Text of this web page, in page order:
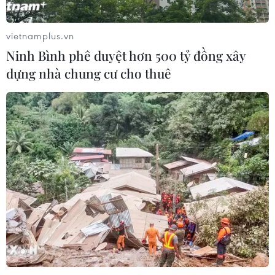
Phó Tổng Biên tập: NGUYỄN THỊ TÁM, KHÚC THANH
THỦY
Sở hữu trí tuệ
Quy định sử dụng
RSS
Ngôn ngữ
TTXVN
Dịch vụ tin
Quảng cáo
Liên hệ
Giấy phép số: 1374/GP-BTTTT do Bộ Thông tin và Truyền thông
cấp ngày 11/9/2008.
Quảng cáo: Phó TBT Nguyễn Thị Tám: 093.5958688, Email:
tamvna@gmail.com
vietnamplus.vn
Ninh Bình phê duyệt hơn 500 tỷ đồng xây
dựng nhà chung cư cho thuê